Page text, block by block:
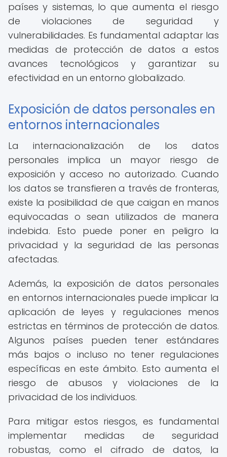
países y sistemas, lo que aumenta el riesgo
de violaciones de seguridad y
vulnerabilidades. Es fundamental adaptar las
medidas de protección de datos a estos
avances tecnológicos y garantizar su
efectividad en un entorno globalizado.
Exposición de datos personales en
entornos internacionales
La internacionalización de los datos
personales implica un mayor riesgo de
exposición y acceso no autorizado. Cuando
los datos se transfieren a través de fronteras,
existe la posibilidad de que caigan en manos
equivocadas o sean utilizados de manera
indebida. Esto puede poner en peligro la
privacidad y la seguridad de las personas
afectadas.
Además, la exposición de datos personales
en entornos internacionales puede implicar la
aplicación de leyes y regulaciones menos
estrictas en términos de protección de datos.
Algunos países pueden tener estándares
más bajos o incluso no tener regulaciones
específicas en este ámbito. Esto aumenta el
riesgo de abusos y violaciones de la
privacidad de los individuos.
Para mitigar estos riesgos, es fundamental
implementar medidas de seguridad
robustas, como el cifrado de datos, la